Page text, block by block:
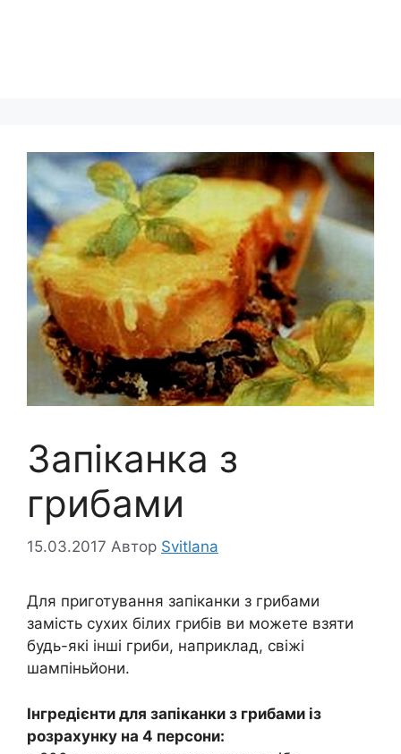
Запіканка з
грибами
15.03.2017 Автор Svitlana
Для приготування запіканки з грибами
замість сухих білих грибів ви можете взяти
будь-які інші гриби, наприклад, свіжі
шампіньйони.
Інгредієнти для запіканки з грибами із
розрахунку на 4 персони: